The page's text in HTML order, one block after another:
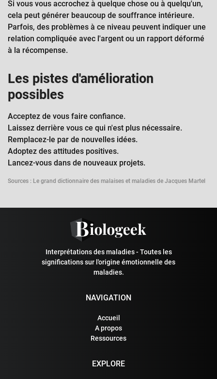
Si vous vous accrochez à quelque chose ou à quelqu'un,
cela peut générer beaucoup de souffrance intérieure.
Parfois, des problèmes à ce niveau peuvent indiquer une
relation compliquée avec l'argent ou un rapport déformé
à la récompense.
Les pistes d'amélioration
possibles
Acceptez de vous faire confiance.
Laissez derrière vous ce qui n'est plus nécessaire.
Remplacez-le par de nouvelles idées.
Adoptez des attitudes positives.
Lancez-vous dans de nouveaux projets.
Sources : Le grand dictionnaire des malaises et maladies de Jacques Martel
Interprétations des maladies - Toutes les
significations sur l'origine émotionnelle des
maladies.
NAVIGATION
Accueil
A propos
Ressources
EXPLORE